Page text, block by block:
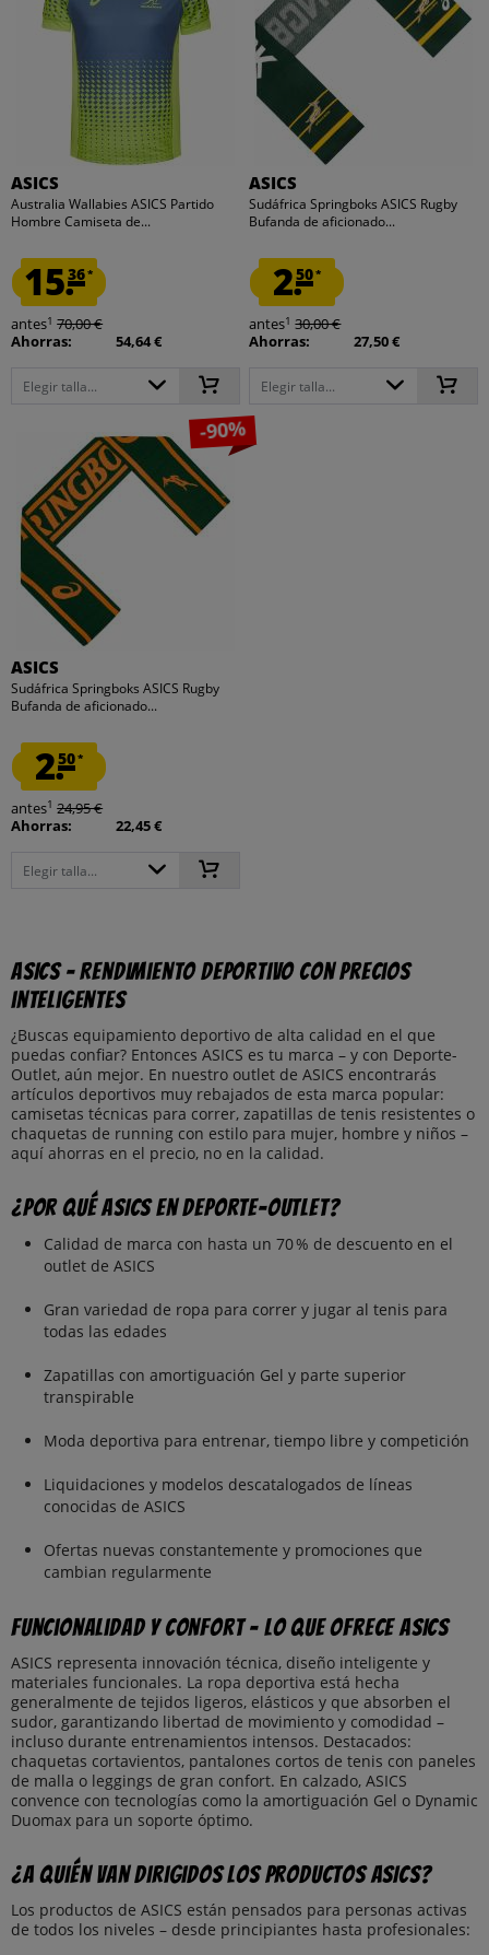
ASICS
Australia Wallabies ASICS Partido
Hombre Camiseta de...
15.36*
antes1 70,00 €
Ahorras:
54,64 €
Elegir talla...
ASICS
Sudáfrica Springboks ASICS Rugby
Bufanda de aficionado...
2.50*
antes1 30,00 €
Ahorras:
27,50 €
Elegir talla...
-90%
ASICS
Sudáfrica Springboks ASICS Rugby
Bufanda de aficionado...
2.50*
antes1 24,95 €
Ahorras:
22,45 €
Elegir talla...
ASICS – Rendimiento deportivo con precios
inteligentes
¿Buscas equipamiento deportivo de alta calidad en el que
puedas confiar? Entonces ASICS es tu marca – y con Deporte-
Outlet, aún mejor. En nuestro outlet de ASICS encontrarás
artículos deportivos muy rebajados de esta marca popular:
camisetas técnicas para correr, zapatillas de tenis resistentes o
chaquetas de running con estilo para mujer, hombre y niños –
aquí ahorras en el precio, no en la calidad.
¿Por qué ASICS en Deporte-Outlet?
Calidad de marca con hasta un 70 % de descuento en el
outlet de ASICS
Gran variedad de ropa para correr y jugar al tenis para
todas las edades
Zapatillas con amortiguación Gel y parte superior
transpirable
Moda deportiva para entrenar, tiempo libre y competición
Liquidaciones y modelos descatalogados de líneas
conocidas de ASICS
Ofertas nuevas constantemente y promociones que
cambian regularmente
Funcionalidad y confort – Lo que ofrece ASICS
ASICS representa innovación técnica, diseño inteligente y
materiales funcionales. La ropa deportiva está hecha
generalmente de tejidos ligeros, elásticos y que absorben el
sudor, garantizando libertad de movimiento y comodidad –
incluso durante entrenamientos intensos. Destacados:
chaquetas cortavientos, pantalones cortos de tenis con paneles
de malla o leggings de gran confort. En calzado, ASICS
convence con tecnologías como la amortiguación Gel o Dynamic
Duomax para un soporte óptimo.
¿A quién van dirigidos los productos ASICS?
Los productos de ASICS están pensados para personas activas
de todos los niveles – desde principiantes hasta profesionales: